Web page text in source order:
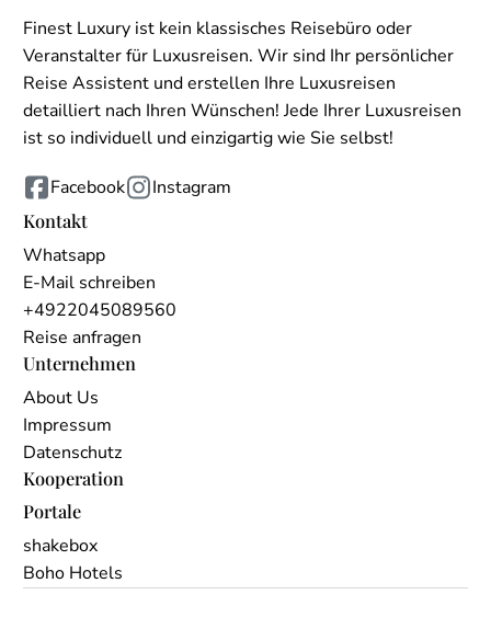
Finest Luxury ist kein klassisches Reisebüro oder
Veranstalter für Luxusreisen. Wir sind Ihr persönlicher
Reise Assistent und erstellen Ihre Luxusreisen
detailliert nach Ihren Wünschen! Jede Ihrer Luxusreisen
ist so individuell und einzigartig wie Sie selbst!
Facebook
Instagram
Kontakt
Whatsapp
E-Mail schreiben
+4922045089560
Reise anfragen
Unternehmen
About Us
Impressum
Datenschutz
Kooperation
Portale
shakebox
Boho Hotels